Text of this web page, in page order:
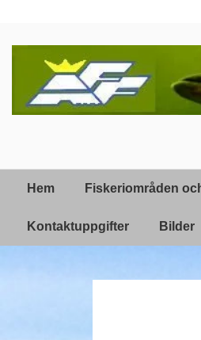
huvudinnehållet
Huvudnavigering
Hem Fiskeriområden
Kontaktuppgifter Bilder